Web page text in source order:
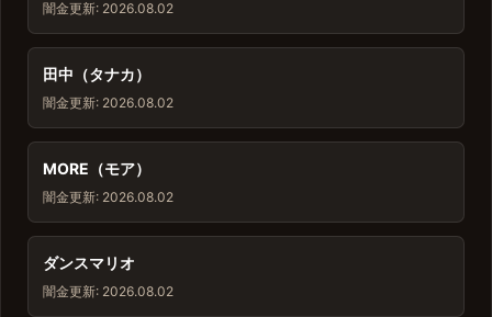
闇金更新: 2026.08.02
田中（タナカ）
闇金更新: 2026.08.02
MORE（モア）
闇金更新: 2026.08.02
ダンスマリオ
闇金更新: 2026.08.02